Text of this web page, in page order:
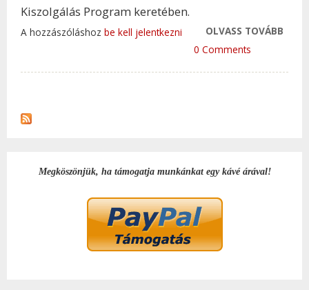
Kiszolgálás Program keretében.
OLVASS TOVÁBB
A hozzászóláshoz be kell jelentkezni
0 Comments
Megköszönjük, ha támogatja munkánkat egy kávé árával!